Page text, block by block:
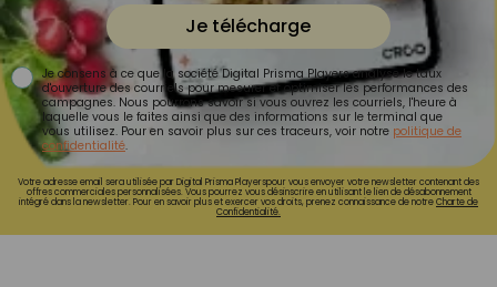
Je télécharge
Je consens à ce que la société Digital Prisma Players analyse le taux
d'ouverture des courriels pour mesurer et optimiser les performances des
campagnes. Nous pourrons savoir si vous ouvrez les courriels, l'heure à
laquelle vous le faites ainsi que des informations sur le terminal que
vous utilisez. Pour en savoir plus sur ces traceurs, voir notre politique de
confidentialité.
Votre adresse email sera utilisée par Digital Prisma Playerspour vous envoyer votre newsletter contenant des
offres commerciales personnalisées. Vous pourrez vous désinscrire en utilisant le lien de désabonnement
intégré dans la newsletter. Pour en savoir plus et exercer vos droits, prenez connaissance de notreCharte de
Confidentialité.